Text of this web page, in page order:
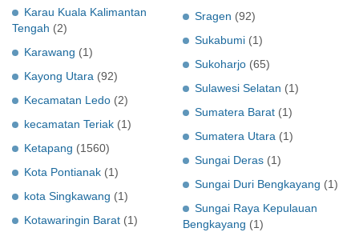
Karau Kuala Kalimantan
Tengah (2)
Karawang (1)
Kayong Utara (92)
Kecamatan Ledo (2)
kecamatan Teriak (1)
Ketapang (1560)
Kota Pontianak (1)
kota Singkawang (1)
Kotawaringin Barat (1)
Sragen (92)
Sukabumi (1)
Sukoharjo (65)
Sulawesi Selatan (1)
Sumatera Barat (1)
Sumatera Utara (1)
Sungai Deras (1)
Sungai Duri Bengkayang (1)
Sungai Raya Kepulauan
Bengkayang (1)